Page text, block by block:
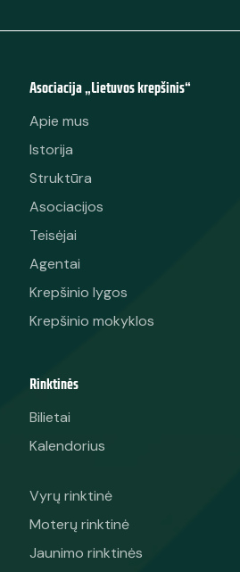
Asociacija „Lietuvos krepšinis“
Apie mus
Istorija
Struktūra
Asociacijos
Teisėjai
Agentai
Krepšinio lygos
Krepšinio mokyklos
Rinktinės
Bilietai
Kalendorius
Vyrų rinktinė
Moterų rinktinė
Jaunimo rinktinės